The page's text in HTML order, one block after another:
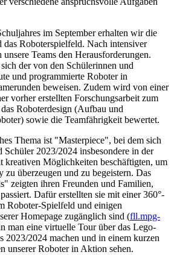
im September erhalten wir die
Roboterspielfeld. Nach intensiver
Teams den Herausforderungen.
der von den Schülerinnen und
und programmierte Roboter in
beweisen. Zudem wird von einer
vorher erstellten Forschungsarbeit zum
Roboterdesign (Aufbau und
sowie die Teamfährigkeit bewertet.
Thema ist "Masterpiece", bei dem sich
Schüler 2023/2024 insbesondere in der
kreativen Möglichkeiten beschäftigten, um
zu überzeugen und zu begeistern. Das
zeigten ihren Freunden und Familien,
Dafür erstellten sie mit einer 360°-
Roboter-Spielfeld und einigen
Homepage zugänglich sind (fll.mpg-
man eine virtuelle Tour über das Lego-
2023/2024 machen und in einem kurzen
unserer Roboter in Aktion sehen.